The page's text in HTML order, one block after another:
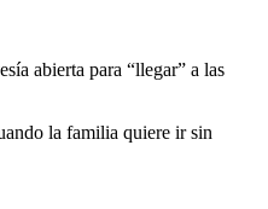
abierta para “llegar” a las
la familia quiere ir sin